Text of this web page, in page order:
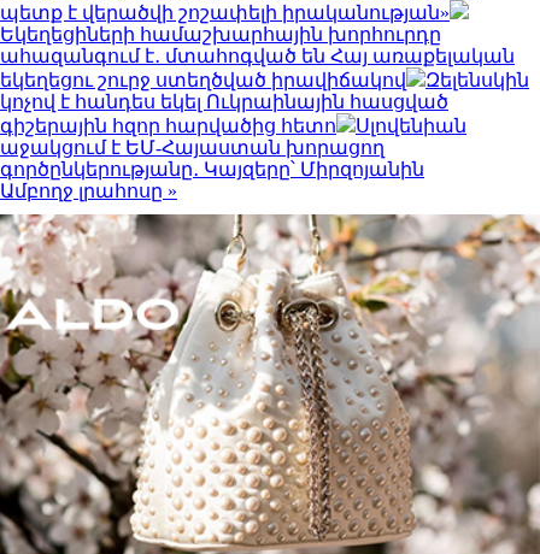
պետք է վերածվի շոշափելի իրականության»
Եկեղեցիների համաշխարհային խորհուրդը
ահազանգում է․ մտահոգված են Հայ առաքելական
եկեղեցու շուրջ ստեղծված իրավիճակով
Զելենսկին
կոչով է հանդես եկել Ուկրաինային հասցված
գիշերային հզոր հարվածից հետո
Սլովենիան
աջակցում է ԵՄ-Հայաստան խորացող
գործընկերությանը․ Կայզերը՝ Միրզոյանին
Ամբողջ լրահոսը »